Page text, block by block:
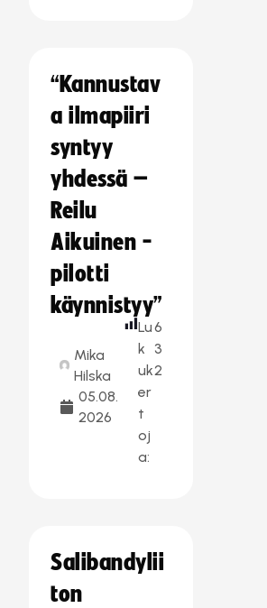
“Kannustav
a ilmapiiri
syntyy
yhdessä –
Reilu
Aikuinen -
pilotti
käynnistyy”
Mika
Hilska
05.08.
2026
Lu
k
uk
er
t
oj
a:
6
3
2
Salibandylii
ton